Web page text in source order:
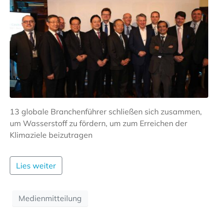
13 globale Branchenführer schließen sich zusammen,
um Wasserstoff zu fördern, um zum Erreichen der
Klimaziele beizutragen
Lies weiter
Medienmitteilung